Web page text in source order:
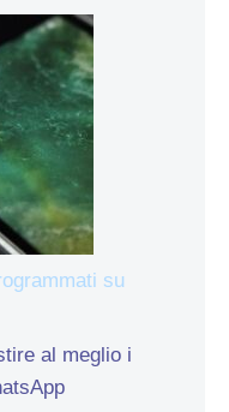
su
al meglio i